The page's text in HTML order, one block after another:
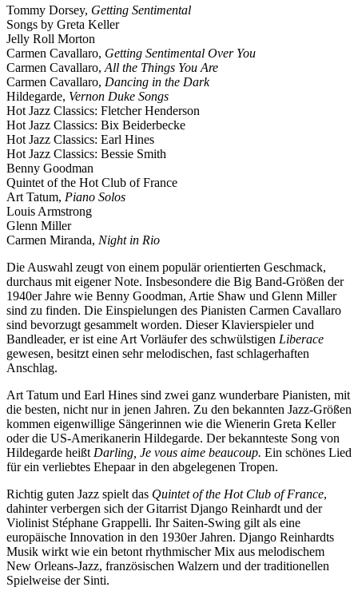
Tommy Dorsey, Getting Sentimental
Songs by Greta Keller
Jelly Roll Morton
Carmen Cavallaro, Getting Sentimental Over You
Carmen Cavallaro, All the Things You Are
Carmen Cavallaro, Dancing in the Dark
Hildegarde, Vernon Duke Songs
Hot Jazz Classics: Fletcher Henderson
Hot Jazz Classics: Bix Beiderbecke
Hot Jazz Classics: Earl Hines
Hot Jazz Classics: Bessie Smith
Benny Goodman
Quintet of the Hot Club of France
Art Tatum, Piano Solos
Louis Armstrong
Glenn Miller
Carmen Miranda, Night in Rio
Die Auswahl zeugt von einem populär orientierten Geschmack,
durchaus mit eigener Note. Insbesondere die Big Band-Größen der
1940er Jahre wie Benny Goodman, Artie Shaw und Glenn Miller
sind zu finden. Die Einspielungen des Pianisten Carmen Cavallaro
sind bevorzugt gesammelt worden. Dieser Klavierspieler und
Bandleader, er ist eine Art Vorläufer des schwülstigen Liberace
gewesen, besitzt einen sehr melodischen, fast schlagerhaften
Anschlag.
Art Tatum und Earl Hines sind zwei ganz wunderbare Pianisten, mit
die besten, nicht nur in jenen Jahren. Zu den bekannten Jazz-Größen
kommen eigenwillige Sängerinnen wie die Wienerin Greta Keller
oder die US-Amerikanerin Hildegarde. Der bekannteste Song von
Hildegarde heißt Darling, Je vous aime beaucoup. Ein schönes Lied
für ein verliebtes Ehepaar in den abgelegenen Tropen.
Richtig guten Jazz spielt das Quintet of the Hot Club of France,
dahinter verbergen sich der Gitarrist Django Reinhardt und der
Violinist Stéphane Grappelli. Ihr Saiten-Swing gilt als eine
europäische Innovation in den 1930er Jahren. Django Reinhardts
Musik wirkt wie ein betont rhythmischer Mix aus melodischem
New Orleans-Jazz, französischen Walzern und der traditionellen
Spielweise der Sinti.